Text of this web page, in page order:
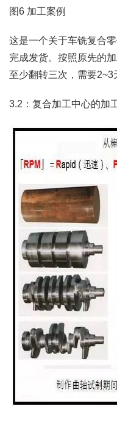
图6 加工案例
这是一个关于车铣复合
完成发货。按照原先的
至少翻转三次，需要2~3
3.2：复合加工中心的加